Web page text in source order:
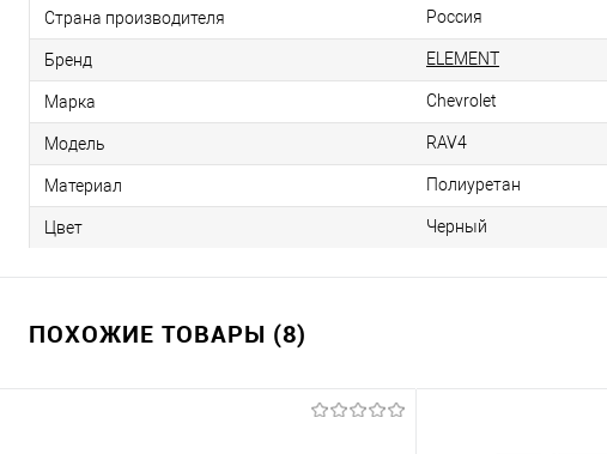
Страна производителя Россия
Бренд ELEMENT
Марка Chevrolet
Модель RAV4
Материал Полиуретан
Цвет Черный
ПОХОЖИЕ ТОВАРЫ (8)